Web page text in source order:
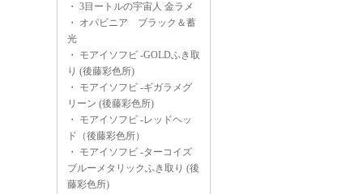
・ 3目ートルの宇宙人 金ラメ
・ オパビニア ブラック＆蓄
光
・ モアイソフビ -GOLDふき取
り (後藤彩色所)
・ モアイソフビ -ギガラメグ
リーン (後藤彩色所)
・ モアイソフビ -レッドヘッ
ド（後藤彩色所）
・ モアイソフビ -ターコイズ
ブルーメタリックふき取り (後
藤彩色所)